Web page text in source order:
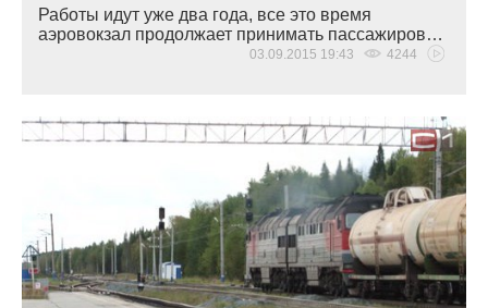
Работы идут уже два года, все это время
аэровокзал продолжает принимать пассажиров…
03.09.2015 19:43 4244